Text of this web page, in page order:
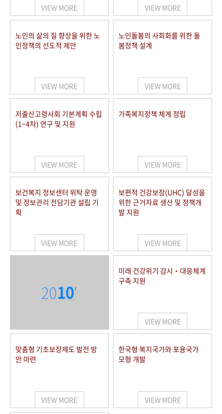
VIEW MORE VIEW MORE
노인의 삶의 질 향상을 위한 노
인정책의 선도적 제안
VIEW MORE
노인돌봄의 사회화를 위한 돌
봄정책 설계
VIEW MORE
저출산고령사회 기본계획 수립
(1~4차) 연구 및 지원
VIEW MORE
가족복지정책 체계 정립
VIEW MORE
보건복지 정보센터 위탁 운영
및 정보관리 전담기관 설립 기
획
VIEW MORE
보편적 건강보장(UHC) 달성을
위한 근거자료 생산 및 정책개
발 지원
VIEW MORE
2010'
미래 건강위기 감시‧대응체계
구축 지원
VIEW MORE
맞춤형 기초보장제도 발전 방
안 마련
VIEW MORE
한국형 복지국가와 포용국가
모형 개발
VIEW MORE